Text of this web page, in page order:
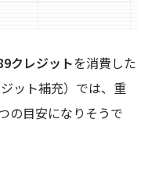
クレジットを消費した
ット補充）では、重
の目安になりそうで